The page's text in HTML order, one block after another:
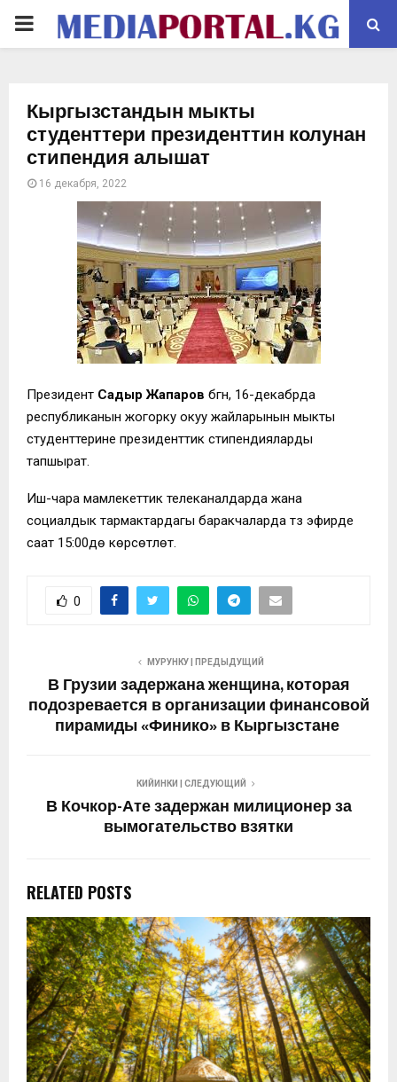
PRIMARY
Кыргызстандын мыкты
студенттери президенттин колунан
стипендия алышат
16 декабря, 2022
Президент Садыр Жапаров бүгүн, 16-декабрда
республиканын жогорку окуу жайларынын мыкты
студенттерине президенттик стипендияларды
тапшырат.
Иш-чара мамлекеттик телеканалдарда жана
социалдык тармактардагы баракчаларда түз эфирде
саат 15:00дө көрсөтүлөт.
0
МУРУНКУ | ПРЕДЫДУЩИЙ
В Грузии задержана женщина, которая
подозревается в организации финансовой
пирамиды «Финико» в Кыргызстане
КИЙИНКИ | СЛЕДУЮЩИЙ
В Кочкор-Ате задержан милиционер за
вымогательство взятки
RELATED POSTS